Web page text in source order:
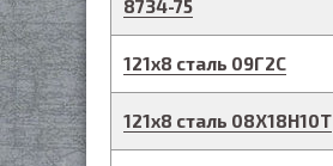
8734-75
121х8 сталь 09Г2С
121х8 сталь 08Х18Н10Т